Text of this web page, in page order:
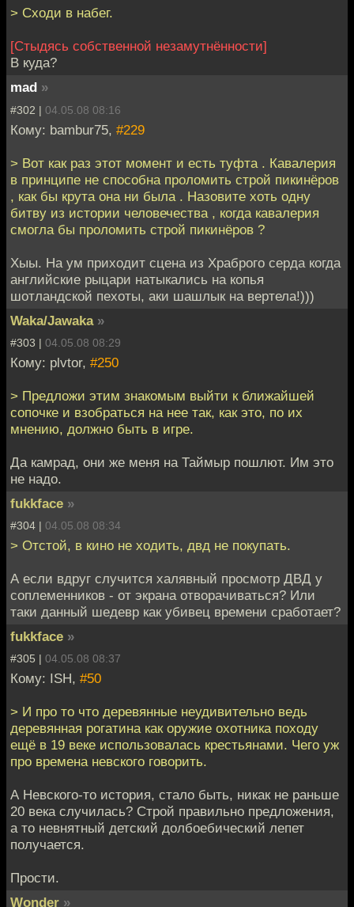
> Сходи в набег.
[Стыдясь собственной незамутнённости]
В куда?
mad »
#302 | 04.05.08 08:16
Кому: bambur75, #229
> Вот как раз этот момент и есть туфта . Кавалерия
в принципе не способна проломить строй пикинёров
, как бы крута она ни была . Назовите хоть одну
битву из истории человечества , когда кавалерия
смогла бы проломить строй пикинёров ?
Хыы. На ум приходит сцена из Храброго серда когда
английские рыцари натыкались на копья
шотландской пехоты, аки шашлык на вертела!)))
Waka/Jawaka »
#303 | 04.05.08 08:29
Кому: plvtor, #250
> Предложи этим знакомым выйти к ближайшей
сопочке и взобраться на нее так, как это, по их
мнению, должно быть в игре.
Да камрад, они же меня на Таймыр пошлют. Им это
не надо.
fukkface »
#304 | 04.05.08 08:34
> Отстой, в кино не ходить, двд не покупать.
А если вдруг случится халявный просмотр ДВД у
соплеменников - от экрана отворачиваться? Или
таки данный шедевр как убивец времени сработает?
fukkface »
#305 | 04.05.08 08:37
Кому: ISH, #50
> И про то что деревянные неудивительно ведь
деревянная рогатина как оружие охотника походу
ещё в 19 веке использовалась крестьянами. Чего уж
про времена невского говорить.
А Невского-то история, стало быть, никак не раньше
20 века случилась? Строй правильно предложения,
а то невнятный детский долбоебический лепет
получается.
Прости.
Wonder »